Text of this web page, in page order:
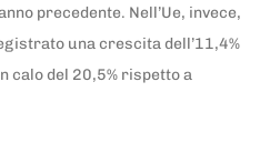
precedente. Nell’Ue, invece,
una crescita dell’11,4%
calo del 20,5% rispetto a